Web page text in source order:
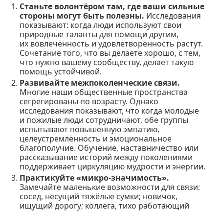
Станьте волонтёром там, где ваши сильные
стороны могут быть полезны. Исследования
показывают: когда люди используют свои
природные таланты для помощи другим,
их вовлечённость и удовлетворённость растут.
Сочетание того, что вы делаете хорошо, с тем,
что нужно вашему сообществу, делает такую
помощь устойчивой.
Развивайте межпоколенческие связи.
Многие наши общественные пространства
сегрегированы по возрасту. Однако
исследования показывают, что когда молодые
и пожилые люди сотрудничают, обе группы
испытывают повышенную эмпатию,
целеустремлённость и эмоциональное
благополучие. Обучение, наставничество или
рассказывание историй между поколениями
поддерживает циркуляцию мудрости и энергии.
Практикуйте «микро-значимость».
Замечайте маленькие возможности для связи:
сосед, несущий тяжёлые сумки; новичок,
ищущий дорогу; коллега, тихо работающий